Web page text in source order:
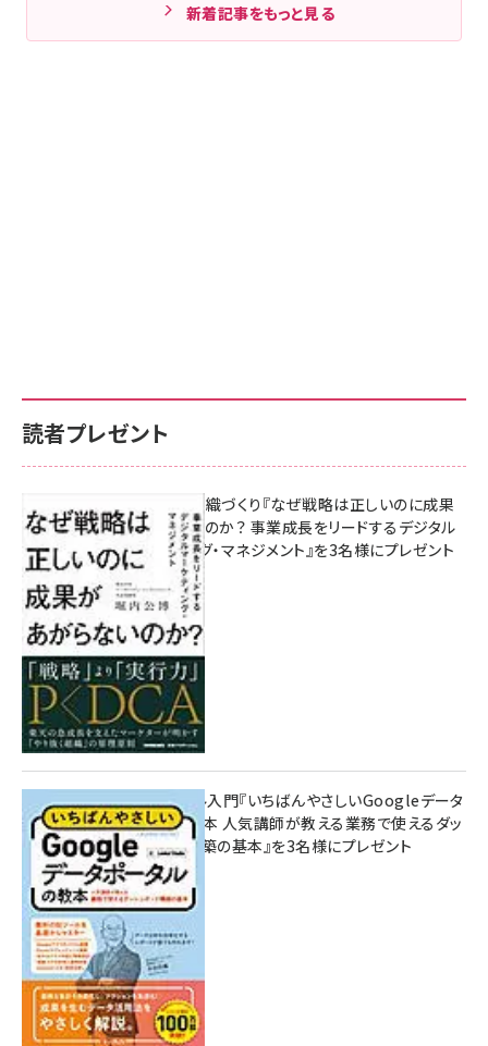
新着記事をもっと見る
読者プレゼント
成果を生む組織づくり『なぜ戦略は正しいのに成果
があがらないのか？ 事業成長をリードするデジタル
マーケティング・マネジメント』を3名様にプレゼント
10:00
無料BIツール入門『いちばんやさしいGoogleデータ
ポータルの教本 人気講師が教える業務で使えるダッ
シュボード構築の基本』を3名様にプレゼント
7月31日 10:00